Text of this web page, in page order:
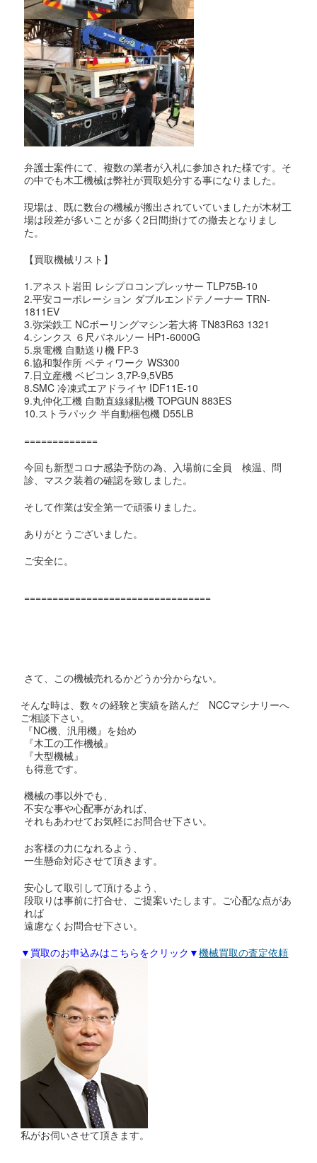
弁護士案件にて、複数の業者が入札に参加された様です。そ
の中でも木工機械は弊社が買取処分する事になりました。
現場は、既に数台の機械が搬出されていていましたが木材工
場は段差が多いことが多く2日間掛けての撤去となりまし
た。
【買取機械リスト】
1.アネスト岩田 レシプロコンプレッサー TLP75B-10
2.平安コーポレーション ダブルエンドテノーナー TRN-
1811EV
3.弥栄鉄工 NCボーリングマシン若大将 TN83R63 1321
4.シンクス ６尺パネルソー HP1-6000G
5.泉電機 自動送り機 FP-3
6.協和製作所 ペティワーク WS300
7.日立産機 ベビコン 3,7P-9,5VB5
8.SMC 冷凍式エアドライヤ IDF11E-10
9.丸仲化工機 自動直線縁貼機 TOPGUN 883ES
10.ストラパック 半自動梱包機 D55LB
=============
今回も新型コロナ感染予防の為、 入場前に全員 検温、問
診、マスク装着の確認を致しました。
そして作業は安全第一で頑張りました。
ありがとうございました。
ご安全に。
=================================
さて、この機械売れるかどうか分からない。
そんな時は、数々の経験と実績を踏んだ NCCマシナリーへ
ご相談下さい。
『NC機、汎用機』を始め
『木工の工作機械』
『大型機械』
も得意です。
機械の事以外でも、
不安な事や心配事があれば、
それもあわせてお気軽にお問合せ下さい。
お客様の力になれるよう、
一生懸命対応させて頂きます。
安心して取引して頂けるよう、
段取りは事前に打合せ、ご提案いたします。ご心配な点があ
れば
遠慮なくお問合せ下さい。
▼買取のお申込みはこちらをクリック▼機械買取の査定依頼
私がお伺いさせて頂きます。